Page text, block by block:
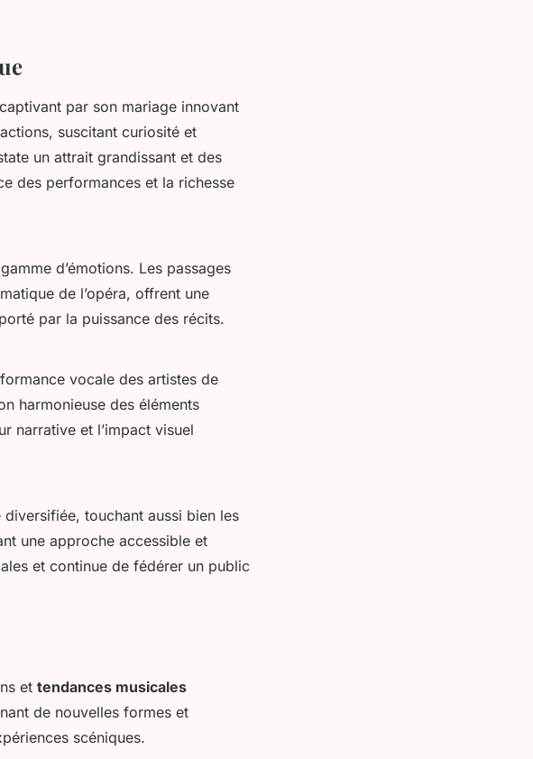
par son mariage innovant
suscitant curiosité et
un attrait grandissant et des
des performances et la richesse
d’émotions. Les passages
de l’opéra, offrent une
par la puissance des récits.
vocale des artistes de
harmonieuse des éléments
narrative et l’impact visuel
diversifiée, touchant aussi bien les
une approche accessible et
et continue de fédérer un public
et tendances musicales
de nouvelles formes et
scéniques.